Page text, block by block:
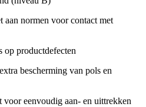
aan normen voor contact met
productdefecten
bescherming van pols en
voor eenvoudig aan- en uittrekken